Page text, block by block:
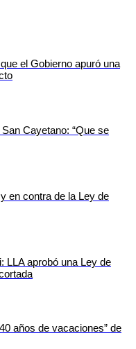
el Gobierno apuró una
Cayetano: “Que se
en contra de la Ley de
LLA aprobó una Ley de
años de vacaciones” de